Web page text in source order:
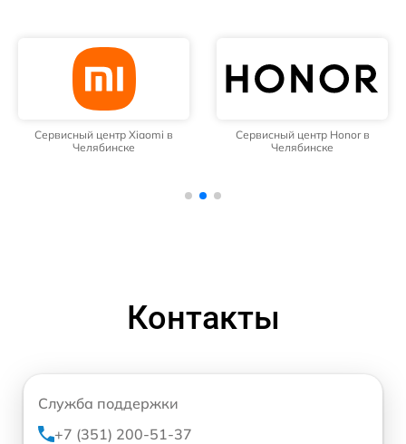
Сервисный центр Xiaomi в
Челябинске
Сервисный центр Honor в
Челябинске
Контакты
Служба поддержки
+7 (351) 200-51-37